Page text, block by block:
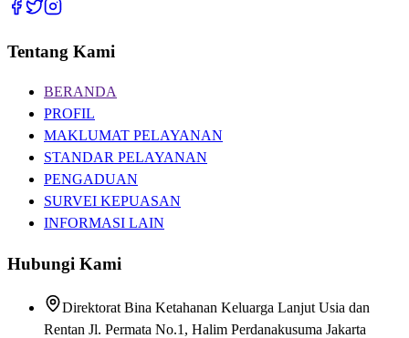
Tentang Kami
BERANDA
PROFIL
MAKLUMAT PELAYANAN
STANDAR PELAYANAN
PENGADUAN
SURVEI KEPUASAN
INFORMASI LAIN
Hubungi Kami
Direktorat Bina Ketahanan Keluarga Lanjut Usia dan
Rentan Jl. Permata No.1, Halim Perdanakusuma Jakarta